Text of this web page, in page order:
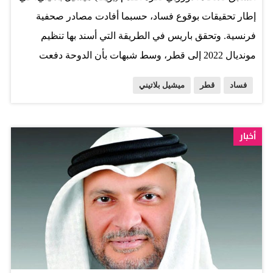
بتعهداتها التي وقّعت عليها في اتفاق الرياض عام 2013م، وبعد
أن استنفدت الدول…
إطار تحقيقات بوقوع فساد، حسبما أفادت مصادر صحفية
فرنسية. وتحقق باريس في الطريقة التي أسند بها تنظيم
مونديال 2022 إلى قطر، وسط شبهات بأن الدوحة دفعت
من جانب الرئيس الفرنسي الأسبق نيكولا ساركوزي لدى
بلاتيني. وقال بلاتر، غداة الكشف عن اتفاق سري بين الفيفا
بعد تدخل سياسي من جانب رئيس الجمهورية ساركوزي الذي
طلب من بلاتيني بأن يصوت مع المقربين منه لصالح قطر".
وأوضح بلاتر، الموقوف من قبل الفيفا بسبب عملية دفع
مشبوهة لبلاتيني، أن "هذه الأصوات الأربعة رجحت كفة قطر
فساد قطر ميشيل بلاتيني
أخبار